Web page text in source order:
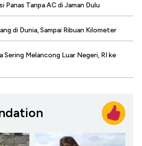
Panas Tanpa AC di Jaman Dulu
di Dunia, Sampai Ribuan Kilometer
Sering Melancong Luar Negeri, RI ke